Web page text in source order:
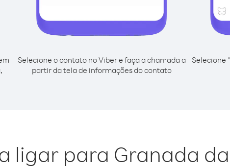
Selecione o contato no Viber e faça a chamada a
partir da tela de informações do contato
Selecione
ligar para Granada